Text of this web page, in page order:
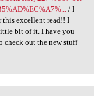
/ I
this excellent read!! I
bit of it. I have you
check out the new stuff